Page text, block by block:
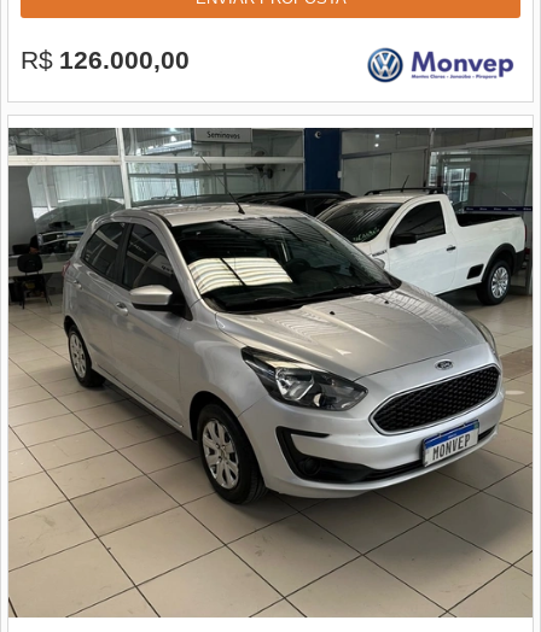
R$ 126.000,00